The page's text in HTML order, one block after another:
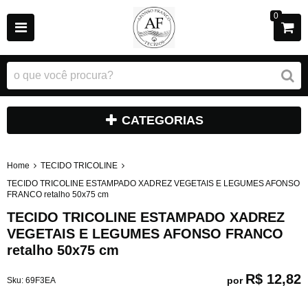
0
CATEGORIAS
Home
TECIDO TRICOLINE
TECIDO TRICOLINE ESTAMPADO XADREZ VEGETAIS E LEGUMES AFONSO
FRANCO retalho 50x75 cm
TECIDO TRICOLINE ESTAMPADO XADREZ
VEGETAIS E LEGUMES AFONSO FRANCO
retalho 50x75 cm
Sku: 69F3EA
por R$ 12,82